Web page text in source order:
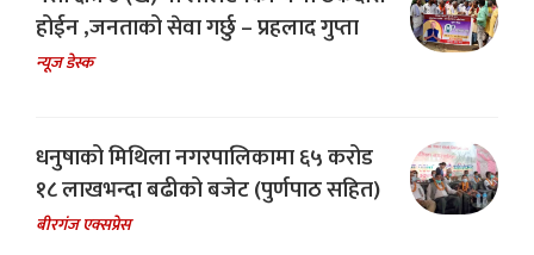
होईन ,जनताको सेवा गर्छु – प्रहलाद गुप्ता
न्यूज डेस्क
धनुषाको मिथिला नगरपालिकामा ६५ करोड
१८ लाखभन्दा बढीको बजेट (पुर्णपाठ सहित)
बीरगंज एक्सप्रेस